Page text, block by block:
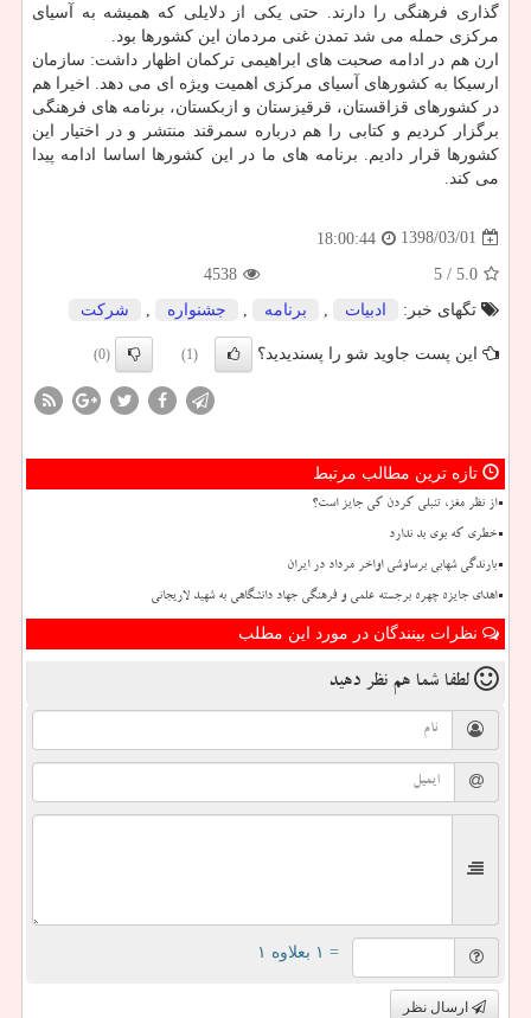
گذاری فرهنگی را دارند. حتی یكی از دلایلی كه همیشه به آسیای
مركزی حمله می شد تمدن غنی مردمان این كشورها بود.
ارن هم در ادامه صحبت های ابراهیمی تركمان اظهار داشت: سازمان
ارسیكا به كشورهای آسیای مركزی اهمیت ویژه ای می دهد. اخیرا هم
در كشورهای قزاقستان، قرقیزستان و ازبكستان، برنامه های فرهنگی
برگزار كردیم و كتابی را هم درباره سمرقند منتشر و در اختیار این
كشورها قرار دادیم. برنامه های ما در این كشورها اساسا ادامه پیدا
می كند.
1398/03/01
18:00:44
5.0
/ 5
4538
تگهای خبر:
ادبیات , برنامه , جشنواره , شركت
این پست جاوید شو را پسندیدید؟ (1)
(0)
تازه ترین مطالب مرتبط
از نظر مغز، تنبلی کردن کی جایز است؟
خطری که بوی بد ندارد
بارندگی شهابی برساوشی اواخر مرداد در ایران
اهدای جایزه چهره برجسته علمی و فرهنگی جهاد دانشگاهی به شهید لاریجانی
نظرات بینندگان در مورد این مطلب
لطفا شما هم نظر دهید
= ۱ بعلاوه ۱
ارسال نظر